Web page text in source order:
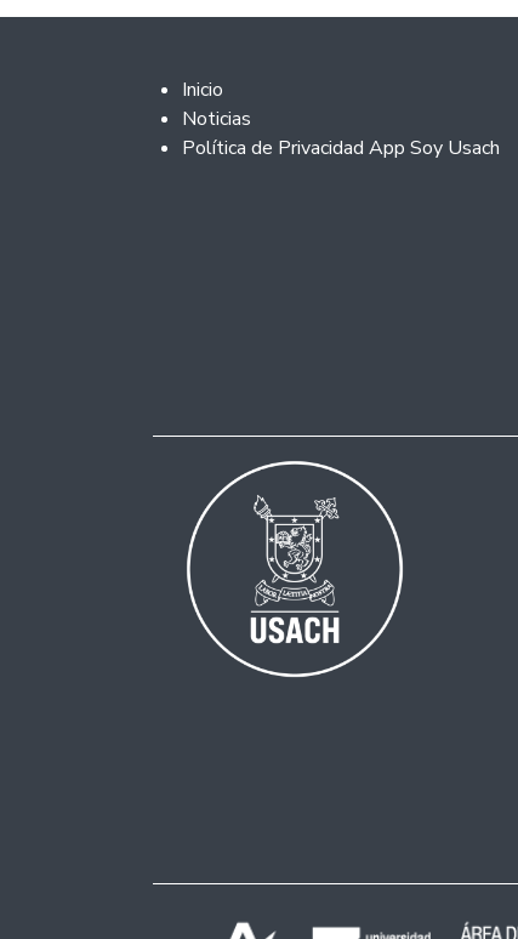
Footer 2
Inicio
Noticias
Política de Privacidad App Soy Usach